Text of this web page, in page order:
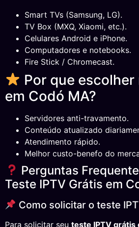
Smart TVs (Samsung, LG).
TV Box (MXQ, Xiaomi, etc.).
Celulares Android e iPhone.
Computadores e notebooks.
Fire Stick / Chromecast.
Por que escolher
em Codó MA?
Servidores anti-travamento.
Conteúdo atualizado
Atendimento rápido.
Melhor custo-benefo do
Perguntas
Teste IPTV Grátis em
Como solicitar o teste
Para solicitar seu teste IPTV grátis